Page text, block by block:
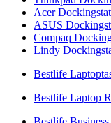
Acer
ASUS
Compaq
Lindy
Bestlife
Bestlife Laptop